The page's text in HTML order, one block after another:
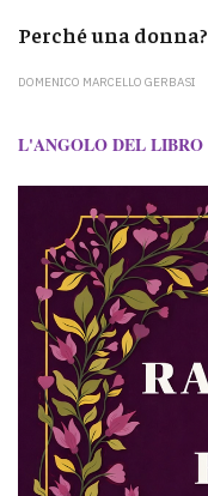
Perché una donna?
DOMENICO MARCELLO GERBASI
L'ANGOLO DEL LIBRO